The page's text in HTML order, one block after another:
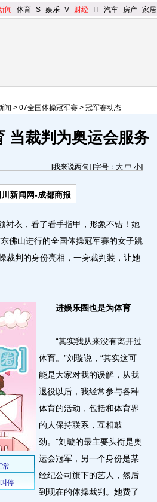
闻 -体育-S-娱乐-V- 财经- IT-汽车- 房产-家居
闻 > 07全国体操冠军赛 > 冠军赛动态
当裁判为奥运会服务
[我来说两句] [字号： 大 中 小]
新闻网-成都商报
衣，看了看手指甲，形象不错！她
佛山进行的全国体操冠军赛的女子跳
裁判的身份亮相，一身裁判装，让她
进娱乐圈也是为体育
“其实我从来没有离开过
体育。”刘璇说，“其实这可
能是大家对我的误解，从我
退役以后，我经常参与各种
体育的活动，包括和体育界
的人保持联系，互相鼓
劲。”刘璇的最主要头衔是奥
运会冠军，另一个身份是某
经纪公司旗下的艺人，然后
到现在的体操裁判。她费了